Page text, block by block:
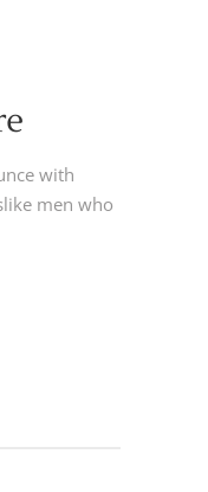
with
men who